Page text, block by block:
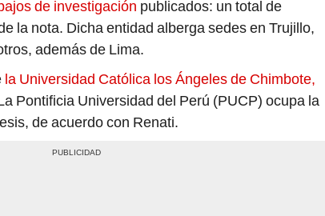
de investigación publicados: un total de
la nota. Dicha entidad alberga sedes en Trujillo,
además de Lima.
la Universidad Católica los Ángeles de Chimbote,
Pontificia Universidad del Perú (PUCP) ocupa la
de acuerdo con Renati.